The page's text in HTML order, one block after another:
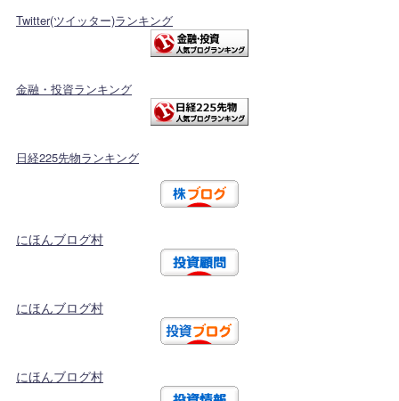
Twitter(ツイッター)ランキング
金融・投資ランキング
日経225先物ランキング
にほんブログ村
にほんブログ村
にほんブログ村